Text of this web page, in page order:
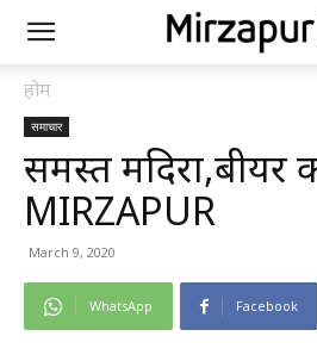
होम
समाचार
समस्त मदिरा,बीयर
MIRZAPUR
March 9, 2020
WhatsApp Facebook